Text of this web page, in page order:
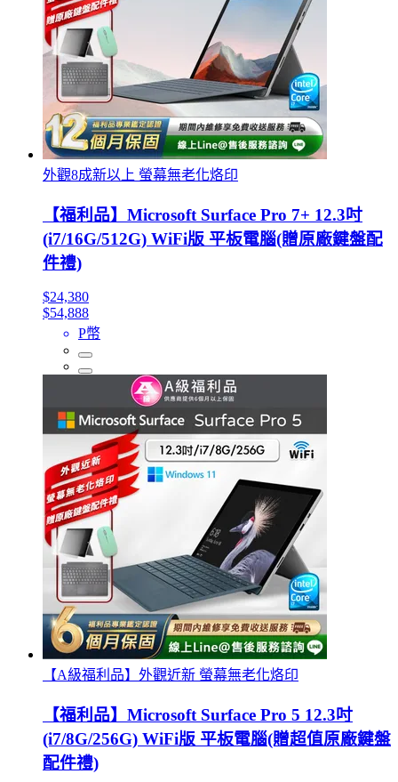
外觀8成新以上 螢幕無老化烙印
【福利品】Microsoft Surface Pro 7+ 12.3吋
(i7/16G/512G) WiFi版 平板電腦(贈原廠鍵盤配
件禮)
$24,380
$54,888
P幣
【A級福利品】外觀近新 螢幕無老化烙印
【福利品】Microsoft Surface Pro 5 12.3吋
(i7/8G/256G) WiFi版 平板電腦(贈超值原廠鍵盤
配件禮)